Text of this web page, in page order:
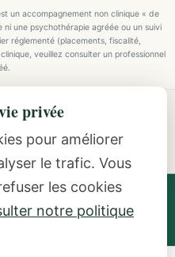
un accompagnement non clinique « de
une psychothérapie agréée ou un suivi
réglementé (placements, fiscalité,
veuillez consulter un professionnel
Out Method, and
Coach (CMC) · NLP
Coach (10+ Years) ·
Google & IAPC
privée
pour améliorer
le trafic. Vous
les cookies
notre politique